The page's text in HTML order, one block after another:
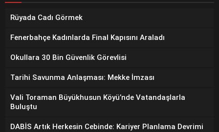
Rüyada Cadı Görmek
Fenerbahçe Kadınlarda Final Kapısını Araladı
Okullara 30 Bin Güvenlik Görevlisi
Tarihi Savunma Anlaşması: Mekke İmzası
Vali Toraman Büyükhusun Köyü’nde Vatandaşlarla
Buluştu
DABİS Artık Herkesin Cebinde: Kariyer Planlama Devrimi